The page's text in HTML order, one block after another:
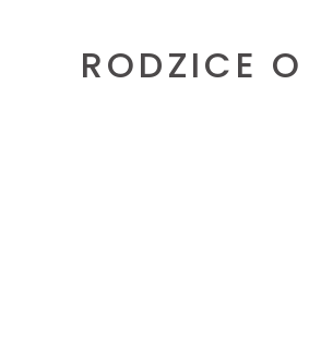
RODZICE